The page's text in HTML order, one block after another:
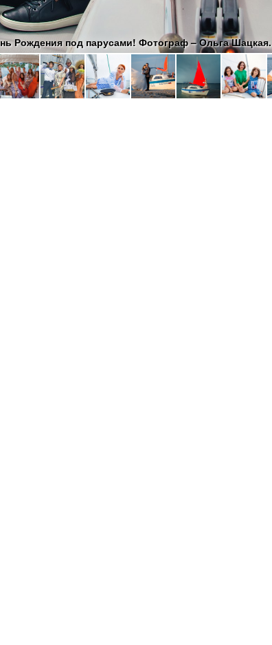
Рождения под парусами! Фотограф – Ольга Шацкая.